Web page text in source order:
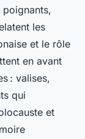
les
et le rôle
en avant
: valises,
qui
et